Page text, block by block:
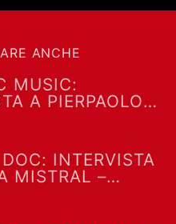
ANCHE
MUSIC:
A PIERPAOLO
INTERVISTA
MISTRAL –